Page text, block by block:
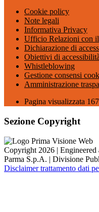
Cookie policy
Note legali
Informativa Privacy
Ufficio Relazioni con
Dichiarazione di
Obiettivi di accessibilità
Whistleblowing
Gestione consensi
Amministrazione
Pagina visualizzata
Sezione Copyright
Copyright 2026 |
Parma S.p.A. | Divisione
Disclaimer trattamento dati